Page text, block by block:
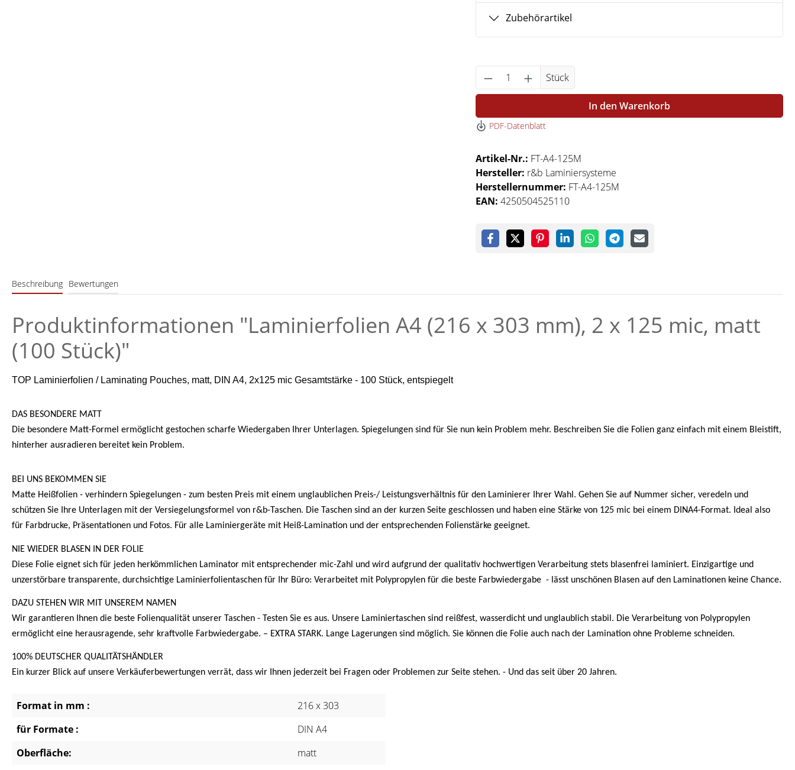
Zubehörartikel
Produkt Anzahl: Gib den gewünschten Wert ein
Stück
In den Warenkorb
PDF-Datenblatt
Artikel-Nr.: FT-A4-125M
Hersteller: r&b Laminiersysteme
Herstellernummer: FT-A4-125M
EAN: 4250504525110
Beschreibung Bewertungen
Produktinformationen "Laminierfolien A4 (216 x 303 mm), 2 x 125 mic, matt
(100 Stück)"
TOP Laminierfolien / Laminating Pouches, matt, DIN A4, 2x125 mic Gesamtstärke - 100 Stück, entspiegelt
DAS BESONDERE MATT
Die besondere Matt-Formel ermöglicht gestochen scharfe Wiedergaben Ihrer Unterlagen. Spiegelungen sind für Sie nun kein Problem mehr. Beschreiben Sie die Folien ganz einfach mit einem Bleistift,
hinterher ausradieren bereitet kein Problem.
BEI UNS BEKOMMEN SIE
Matte Heißfolien - verhindern Spiegelungen - zum besten Preis mit einem unglaublichen Preis-/ Leistungsverhältnis für den Laminierer Ihrer Wahl. Gehen Sie auf Nummer sicher, veredeln und
schützen Sie Ihre Unterlagen mit der Versiegelungsformel von r&b-Taschen. Die Taschen sind an der kurzen Seite geschlossen und haben eine Stärke von 125 mic bei einem DINA4-Format. Ideal also
für Farbdrucke, Präsentationen und Fotos. Für alle Laminiergeräte mit Heiß-Lamination und der entsprechenden Folienstärke geeignet.
NIE WIEDER BLASEN IN DER FOLIE
Diese Folie eignet sich für jeden herkömmlichen Laminator mit entsprechender mic-Zahl und wird aufgrund der qualitativ hochwertigen Verarbeitung stets blasenfrei laminiert. Einzigartige und
unzerstörbare transparente, durchsichtige Laminierfolientaschen für Ihr Büro: Verarbeitet mit Polypropylen für die beste Farbwiedergabe - lässt unschönen Blasen auf den Laminationen keine Chance.
DAZU STEHEN WIR MIT UNSEREM NAMEN
Wir garantieren Ihnen die beste Folienqualität unserer Taschen - Testen Sie es aus. Unsere Laminiertaschen sind reißfest, wasserdicht und unglaublich stabil. Die Verarbeitung von Polypropylen
ermöglicht eine herausragende, sehr kraftvolle Farbwiedergabe. – EXTRA STARK. Lange Lagerungen sind möglich. Sie können die Folie auch nach der Lamination ohne Probleme schneiden.
100% DEUTSCHER QUALITÄTSHÄNDLER
Ein kurzer Blick auf unsere Verkäuferbewertungen verrät, dass wir Ihnen jederzeit bei Fragen oder Problemen zur Seite stehen. - Und das seit über 20 Jahren.
Format in mm :
216 x 303
für Formate :
DIN A4
Oberfläche:
matt